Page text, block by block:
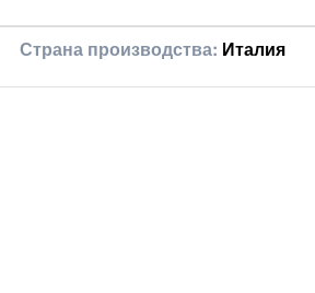
Страна производства: Италия